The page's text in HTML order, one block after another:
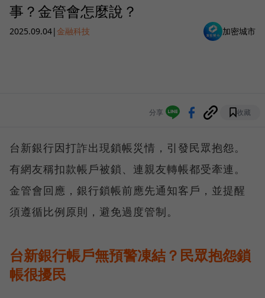
事？金管會怎麼說？
2025.09.04|金融科技 加密城市
分享 收藏
台新銀行因打詐出現鎖帳災情，引發民眾抱怨。
有網友稱扣款帳戶被鎖、連親友轉帳都受牽連。
金管會回應，銀行鎖帳前應先通知客戶，並提醒
須遵循比例原則，避免過度管制。
台新銀行帳戶無預警凍結？民眾抱怨鎖
帳很擾民